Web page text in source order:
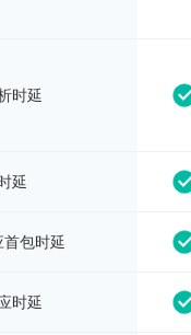
时延
延
首包时延
时延